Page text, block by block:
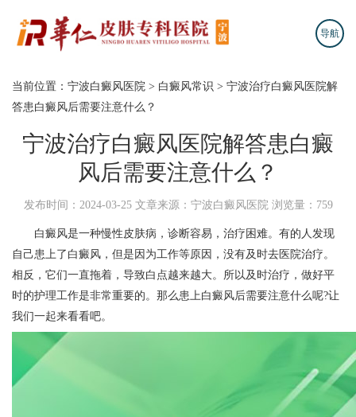
导航
当前位置： 宁波白癜风医院 > 白癜风常识 > 宁波治疗白癜风医院解
答患白癜风后需要注意什么？
宁波治疗白癜风医院解答患白癜
风后需要注意什么？
发布时间：2024-03-25 文章来源：宁波白癜风医院 浏览量：759
白癜风是一种慢性皮肤病，诊断容易，治疗困难。有的人发现
自己患上了白癜风，但是因为工作等原因，没有及时去医院治疗。
相反，它们一直拖着，导致白点越来越大。所以及时治疗，做好平
时的护理工作是非常重要的。那么患上白癜风后需要注意什么呢?让
我们一起来看看吧。